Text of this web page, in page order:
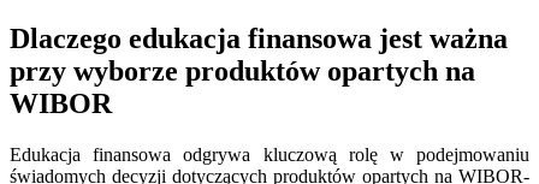
Dlaczego edukacja finansowa jest ważna
przy wyborze produktów opartych na
WIBOR
Edukacja finansowa odgrywa kluczową rolę w podejmowaniu
świadomych decyzji dotyczących produktów opartych na WIBOR-